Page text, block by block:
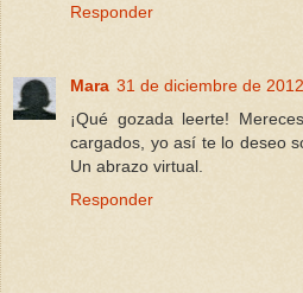
Responder
Mara 31 de diciembre de
¡Qué gozada leerte!
cargados, yo así te lo deseo
Un abrazo virtual.
Responder